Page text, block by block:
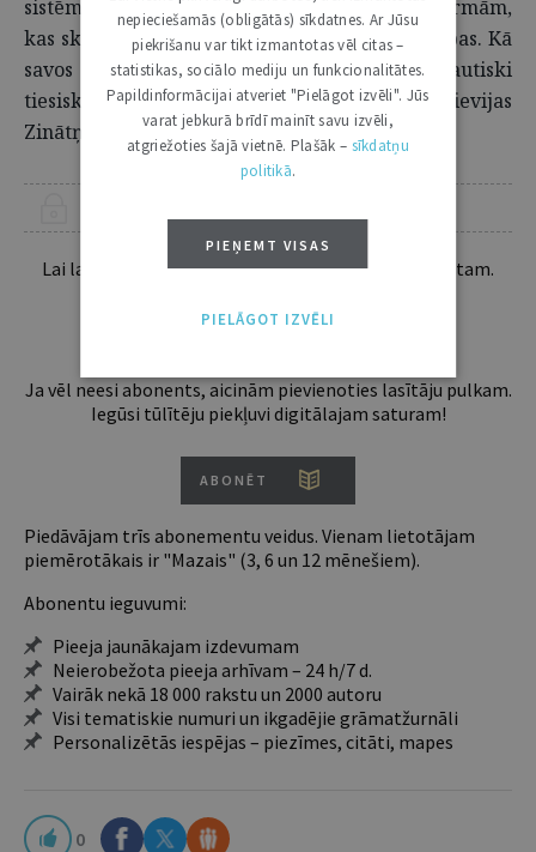
sistēmu funkcionēšanā. Īpaši tas attiecas uz normām,
kas skar starptautiskos sakarus un cilvēktiesības. Kā
savos darbos uzsver Valsts institūta Starptautiski
tiesisko pētījumu centra vadītājs un Krievijas
Zinātņu akadēmijas tiesību profesors I.
Lai lasītu šo rakstu tālāk, Tev jābūt žurnāla abonentam.
Ja vēl neesi abonents, aicinām pievienoties lasītāju pulkam.
Iegūsi tūlītēju piekļuvi digitālajam saturam!
ABONĒT
Piedāvājam trīs abonementu veidus. Vienam lietotājam
piemērotākais ir "Mazais" (3, 6 un 12 mēnešiem).
Abonentu ieguvumi:
Pieeja jaunākajam izdevumam
Neierobežota pieeja arhīvam – 24 h/7 d.
Vairāk nekā 18 000 rakstu un 2000 autoru
Visi tematiskie numuri un ikgadējie grāmatžurnāli
Personalizētās iespējas – piezīmes, citāti, mapes
0
nepieciešamās (obligātās) sīkdatnes. Ar Jūsu
piekrišanu var tikt izmantotas vēl citas –
statistikas, sociālo mediju un funkcionalitātes.
Papildinformācijai atveriet "Pielāgot izvēli". Jūs
varat jebkurā brīdī mainīt savu izvēli,
atgriežoties šajā vietnē. Plašāk – sīkdatņu
politikā.
PIEŅEMT VISAS
PIELĀGOT IZVĒLI